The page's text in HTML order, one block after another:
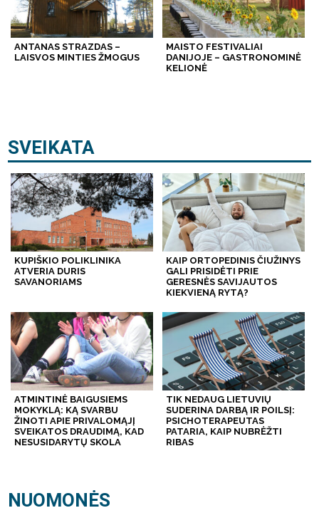
ANTANAS STRAZDAS –
LAISVOS MINTIES ŽMOGUS
MAISTO FESTIVALIAI
DANIJOJE – GASTRONOMINĖ
KELIONĖ
SVEIKATA
KUPIŠKIO POLIKLINIKA
ATVERIA DURIS
SAVANORIAMS
KAIP ORTOPEDINIS ČIUŽINYS
GALI PRISIDĖTI PRIE
GERESNĖS SAVIJAUTOS
KIEKVIENĄ RYTĄ?
ATMINTINĖ BAIGUSIEMS
MOKYKLĄ: KĄ SVARBU
ŽINOTI APIE PRIVALOMĄJĮ
SVEIKATOS DRAUDIMĄ, KAD
NESUSIDARYTŲ SKOLA
TIK NEDAUG LIETUVIŲ
SUDERINA DARBĄ IR POILSĮ:
PSICHOTERAPEUTAS
PATARIA, KAIP NUBRĖŽTI
RIBAS
NUOMONĖS